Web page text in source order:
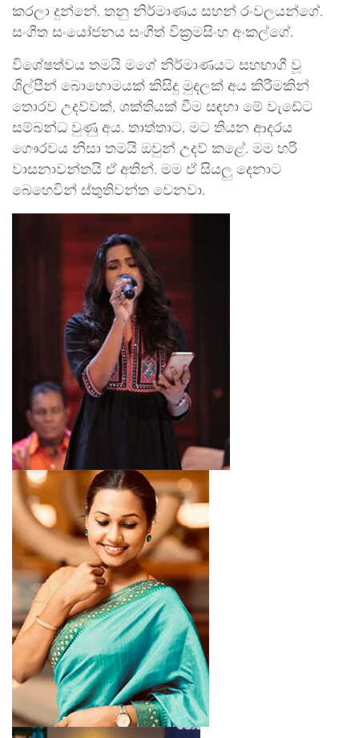
කරලා දුන්නේ. තනු නිර්මාණය සහන් රංවලයන්ගේ.
සංගීත සංයෝජනය සංගීත් වික්‍රමසිංහ අංකල්ගේ.
විශේෂත්වය තමයි මගේ නිර්මාණයට සහභාගී වූ
ශිල්පීන් බොහොමයක් කිසිදු මුදලක් අය කිරීමකින්
තොරව උදව්වක්, ශක්තියක් වීම සඳහා මේ වැඩේට
සම්බන්ධ වුණු අය. තාත්තාට, මට තියන ආදරය
ගෞරවය නිසා තමයි ඔවුන් උදව් කළේ. මම හරි
වාසනාවන්තයි ඒ අතින්. මම ඒ සියලු දෙනාට
බෙහෙවින් ස්තුතිවන්ත වෙනවා.